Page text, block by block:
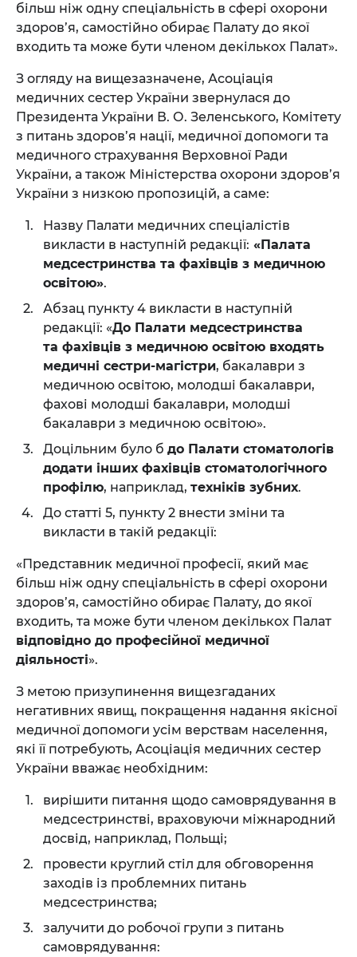
більш ніж одну спеціальність в сфері охорони
здоров’я, самостійно обирає Палату до якої
входить та може бути членом декількох Палат».
З огляду на вищезазначене, Асоціація
медичних сестер України звернулася до
Президента України В. О. Зеленського, Комітету
з питань здоров’я нації, медичної допомоги та
медичного страхування Верховної Ради
України, а також Міністерства охорони здоров’я
України з низкою пропозицій, а саме:
Назву Палати медичних спеціалістів
викласти в наступній редакції: «Палата
медсестринства та фахівців з медичною
освітою».
Абзац пункту 4 викласти в наступній
редакції: «До Пaлати медсестринства
та фахівців з медичною освітою входять
медичні сестри-магістри, бакaлаври з
медичною освітою, молодші бакaлаври,
фахові молодші бакaлаври, молодші
бакaлаври з медичною освітою».
Доцільним було б до Палати стоматологів
додати інших фахівців стоматологічного
профілю, наприклад, техніків зубних.
До статті 5, пункту 2 внести зміни та
викласти в такій редакції:
«Представник медичної професії, який має
більш ніж одну спеціальність в сфері охорони
здоров’я, самостійно обирає Палату, до якої
входить, та може бути членом декількох Палат
відповідно до професійної медичної
діяльності».
З метою призупинення вищезгаданих
негативних явищ, покращення надання якісної
медичної допомоги усім верствам населення,
які її потребують, Асоціація медичних сестер
України вважає необхідним:
вирішити питання щодо самоврядування в
медсестринстві, враховуючи міжнародний
досвід, наприклад, Польщі;
провести круглий стіл для обговорення
заходів із проблемних питань
медсестринства;
залучити до робочої групи з питань
самоврядування: